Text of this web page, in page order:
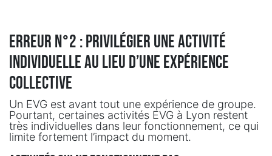
Erreur n°2 : privilégier une activité
individuelle au lieu d’une expérience
collective
Un EVG est avant tout une expérience de groupe.
Pourtant, certaines activités EVG à Lyon restent
très individuelles dans leur fonctionnement, ce qui
limite fortement l’impact du moment.